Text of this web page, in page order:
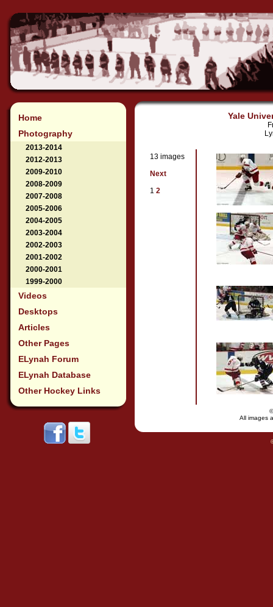
Home
Photography
2013-2014
2012-2013
2009-2010
2008-2009
2007-2008
2005-2006
2004-2005
2003-2004
2002-2003
2001-2002
2000-2001
1999-2000
Videos
Desktops
Articles
Other Pages
ELynah Forum
ELynah Database
Other Hockey Links
Yale
13 images
Next
1 2
All images